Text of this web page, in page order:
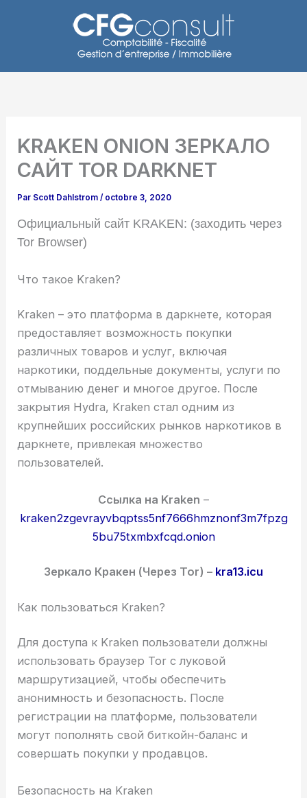
KRAKEN ONION ЗЕРКАЛО
САЙТ TOR DARKNET
Par Scott Dahlstrom/ octobre 3, 2020
Официальный сайт KRAKEN: (заходить через
Tor Browser)
Что такое Kraken?
Kraken – это платформа в даркнете, которая
предоставляет возможность покупки
различных товаров и услуг, включая
наркотики, поддельные документы, услуги по
отмыванию денег и многое другое. После
закрытия Hydra, Kraken стал одним из
крупнейших российских рынков наркотиков в
даркнете, привлекая множество
пользователей.
Cсылка на Kraken –
kraken2zgevrayvbqptss5nf7666hmznonf3m7fpzg
5bu75txmbxfcqd.onion
Зеркало Кракен (Через Tor) – kra13.icu
Как пользоваться Kraken?
Для доступа к Kraken пользователи должны
использовать браузер Tor с луковой
маршрутизацией, чтобы обеспечить
анонимность и безопасность. После
регистрации на платформе, пользователи
могут пополнять свой биткойн-баланс и
совершать покупки у продавцов.
Безопасность на Kraken